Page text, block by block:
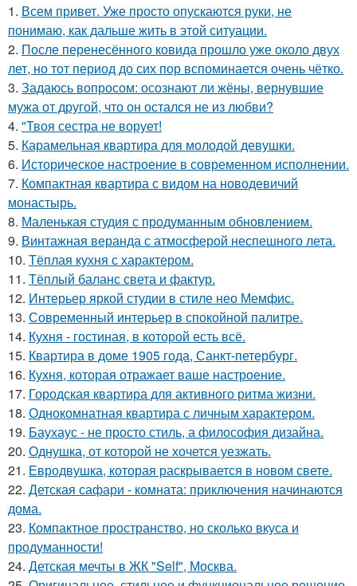
1. Всем привет. Уже просто опускаются руки, не
понимаю, как дальше жить в этой ситуации.
2. После перенесённого ковида прошло уже около двух
лет, но тот период до сих пор вспоминается очень чётко.
3. Задаюсь вопросом: осознают ли жёны, вернувшие
мужа от другой, что он остался не из любви?
4. "Твоя сестра не ворует!
5. Карамельная квартира для молодой девушки.
6. Историческое настроение в современном исполнении.
7. Компактная квартира с видом на новодевичий
монастырь.
8. Маленькая студия с продуманным обновлением.
9. Винтажная веранда с атмосферой неспешного лета.
10. Тёплая кухня с характером.
11. Тёплый баланс света и фактур.
12. Интерьер яркой студии в стиле нео Мемфис.
13. Современный интерьер в спокойной палитре.
14. Кухня - гостиная, в которой есть всё.
15. Квартира в доме 1905 года, Санкт-петербург.
16. Кухня, которая отражает ваше настроение.
17. Городская квартира для активного ритма жизни.
18. Однокомнатная квартира с личным характером.
19. Баухаус - не просто стиль, а философия дизайна.
20. Однушка, от которой не хочется уезжать.
21. Евродвушка, которая раскрывается в новом свете.
22. Детская сафари - комната: приключения начинаются
дома.
23. Компактное пространство, но сколько вкуса и
продуманности!
24. Детская мечты в ЖК "Self", Москва.